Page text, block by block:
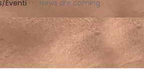
Eventi > News are coming